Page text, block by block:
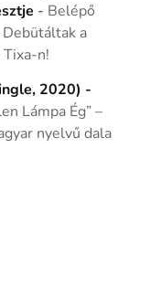
- Belépő
a
n!
2020) -
Lámpa Ég” –
nyelvű dala